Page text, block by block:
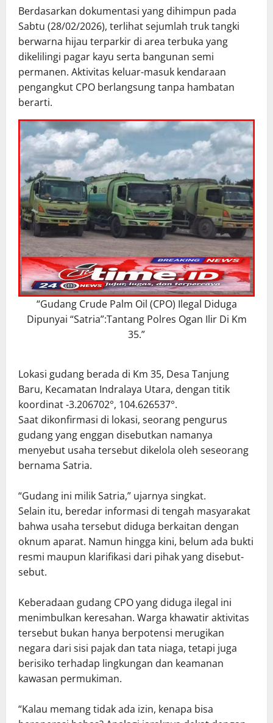
Berdasarkan dokumentasi yang dihimpun pada
Sabtu (28/02/2026), terlihat sejumlah truk tangki
berwarna hijau terparkir di area terbuka yang
dikelilingi pagar kayu serta bangunan semi
permanen. Aktivitas keluar-masuk kendaraan
pengangkut CPO berlangsung tanpa hambatan
berarti.
“Gudang Crude Palm Oil (CPO) Ilegal Diduga
Dipunyai “Satria”:Tantang Polres Ogan Ilir Di Km
35.”
Lokasi gudang berada di Km 35, Desa Tanjung
Baru, Kecamatan Indralaya Utara, dengan titik
koordinat -3.206702°, 104.626537°.
Saat dikonfirmasi di lokasi, seorang pengurus
gudang yang enggan disebutkan namanya
menyebut usaha tersebut dikelola oleh seseorang
bernama Satria.
“Gudang ini milik Satria,” ujarnya singkat.
Selain itu, beredar informasi di tengah masyarakat
bahwa usaha tersebut diduga berkaitan dengan
oknum aparat. Namun hingga kini, belum ada bukti
resmi maupun klarifikasi dari pihak yang disebut-
sebut.
Keberadaan gudang CPO yang diduga ilegal ini
menimbulkan keresahan. Warga khawatir aktivitas
tersebut bukan hanya berpotensi merugikan
negara dari sisi pajak dan tata niaga, tetapi juga
berisiko terhadap lingkungan dan keamanan
kawasan permukiman.
“Kalau memang tidak ada izin, kenapa bisa